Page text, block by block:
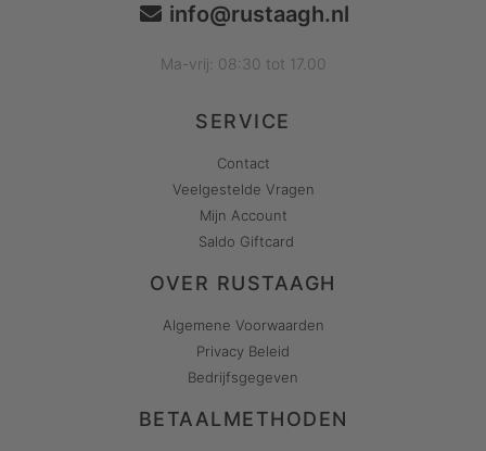
info@rustaagh.nl
Ma-vrij: 08:30 tot 17.00
SERVICE
Contact
Veelgestelde Vragen
Mijn Account
Saldo Giftcard
OVER RUSTAAGH
Algemene Voorwaarden
Privacy Beleid
Bedrijfsgegeven
BETAALMETHODEN